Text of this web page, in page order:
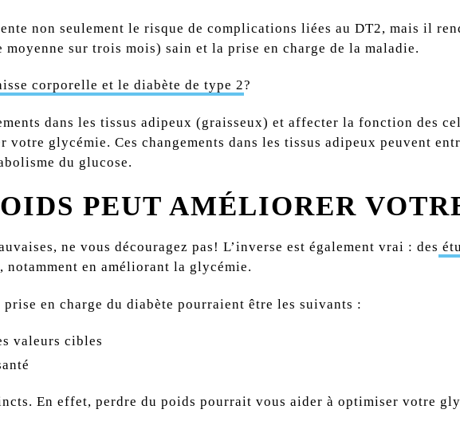
non seulement le risque de complications liées au DT2, mais il
sur trois mois) sain et la prise en charge de la maladie.
corporelle et le diabète de type 2?
dans les tissus adipeux (graisseux) et affecter la fonction des
glycémie. Ces changements dans les tissus adipeux peuvent
du glucose.
PEUT AMÉLIORER
ne vous découragez pas! L’inverse est également vrai : des
en améliorant la glycémie.
en charge du diabète pourraient être les suivants :
valeurs cibles
En effet, perdre du poids pourrait vous aider à optimiser votre